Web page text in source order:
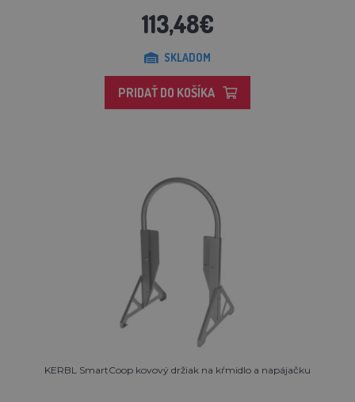
113,48€
SKLADOM
PRIDAŤ DO KOŠÍKA
KERBL SmartCoop kovový držiak na kŕmidlo a napájačku